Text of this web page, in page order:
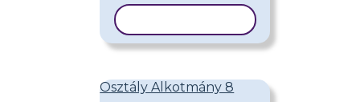
Osztály Alkotmány 8